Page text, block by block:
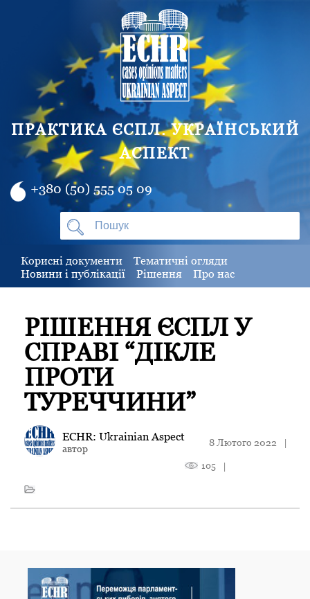
ПРАКТИКА ЄСПЛ. УКРАЇНСЬКИЙ
АСПЕКТ
+380 (50) 555 05 09
Корисні документи
Тематичні огляди
Новини і публікації
Рішення Про нас
РІШЕННЯ ЄСПЛ У
СПРАВІ “ДІКЛЕ
ПРОТИ
ТУРЕЧЧИНИ”
ECHR: Ukrainian Aspect
автор
8 Лютого 2022 |
105 |